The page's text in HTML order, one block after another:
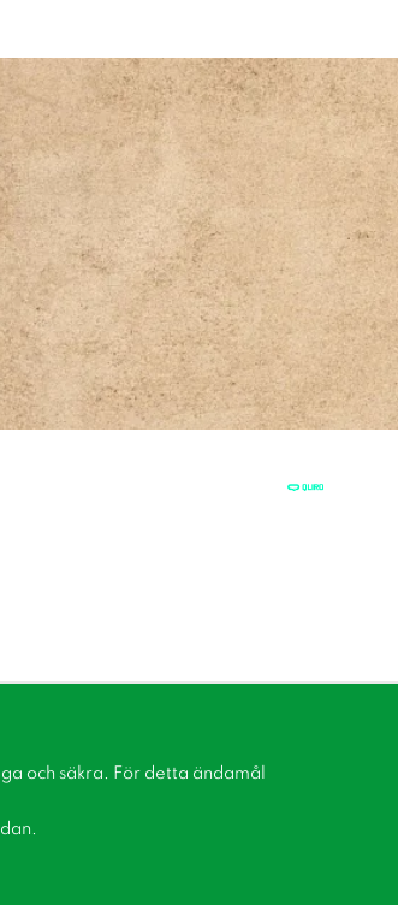
och säkra. För detta ändamål